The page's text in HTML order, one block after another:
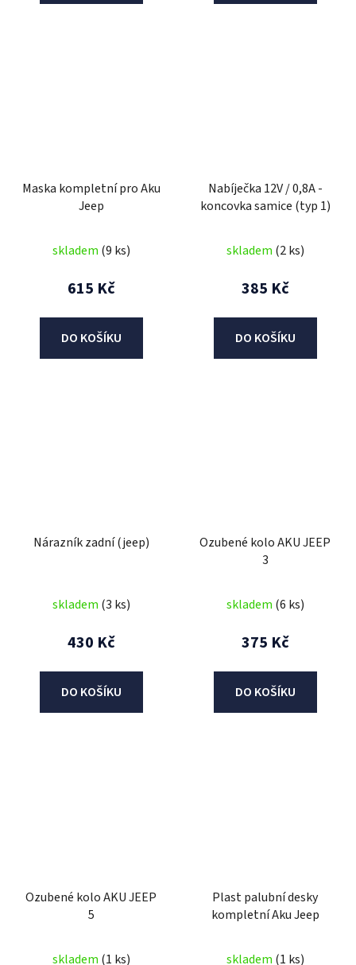
Maska kompletní pro Aku
Jeep
skladem (9 ks)
615 Kč
DO KOŠÍKU
Nabíječka 12V / 0,8A -
koncovka samice (typ 1)
skladem (2 ks)
385 Kč
DO KOŠÍKU
Nárazník zadní (jeep)
skladem (3 ks)
430 Kč
DO KOŠÍKU
Ozubené kolo AKU JEEP
3
skladem (6 ks)
375 Kč
DO KOŠÍKU
Ozubené kolo AKU JEEP
5
skladem (1 ks)
Plast palubní desky
kompletní Aku Jeep
skladem (1 ks)